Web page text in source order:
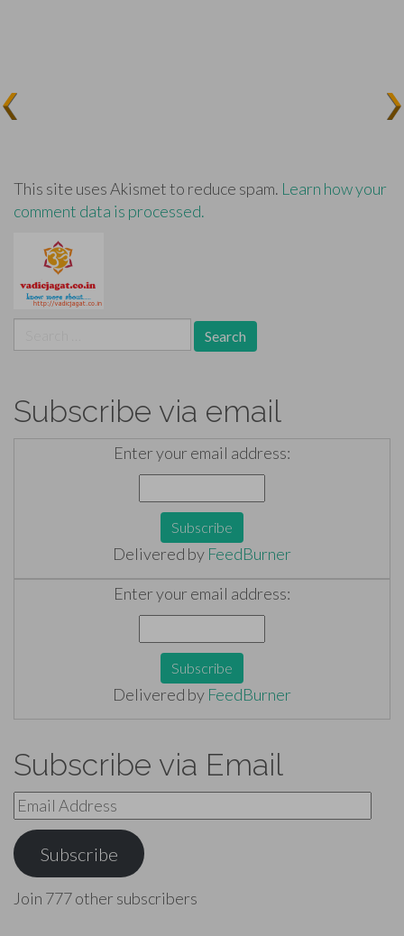
This site uses Akismet to reduce spam. Learn how your
comment data is processed.
for:
Subscribe via email
Enter your email address:
Delivered by FeedBurner
Enter your email address:
Delivered by FeedBurner
Subscribe via Email
Email
Address
Subscribe
Join 777 other subscribers